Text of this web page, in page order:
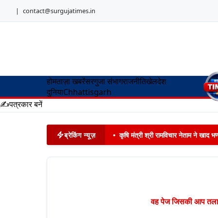
| contact@surgujatimes.in
होमताज़ा खबरेंसरगुजा संभागराजनीतिखेलदेश
दुनियाChhattisgarh
✍️पत्रकार बनें
ब्रेकिंग न्यूज़ • कृषि मंत्री श्री रामविचार नेताम ने खाद
वह पेज जिसकी आप